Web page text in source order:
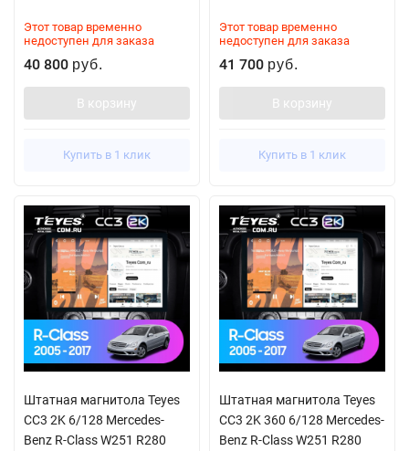
Этот товар временно
недоступен для заказа
40 800 руб.
В корзину
Купить в 1 клик
Этот товар временно
недоступен для заказа
41 700 руб.
В корзину
Купить в 1 клик
Штатная магнитола Teyes
CC3 2K 6/128 Mercedes-
Benz R-Class W251 R280
Штатная магнитола Teyes
CC3 2K 360 6/128 Mercedes-
Benz R-Class W251 R280